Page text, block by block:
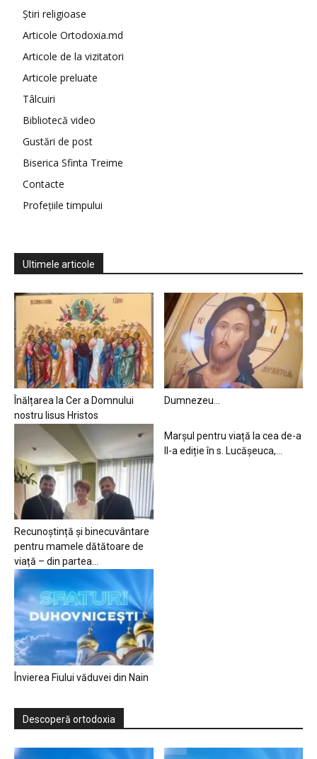
Știri religioase
Articole Ortodoxia.md
Articole de la vizitatori
Articole preluate
Tâlcuiri
Bibliotecă video
Gustări de post
Biserica Sfinta Treime
Contacte
Profețiile timpului
Ultimele articole
Înălțarea la Cer a Domnului
nostru Iisus Hristos
Dumnezeu…
Recunoștință și binecuvântare
pentru mamele dătătoare de
viață – din partea...
Marșul pentru viață la cea de-a
II-a ediție în s. Lucășeuca,...
Învierea Fiului văduvei din Nain
Descoperă ortodoxia